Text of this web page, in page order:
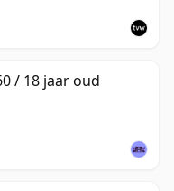
/ 18 jaar oud